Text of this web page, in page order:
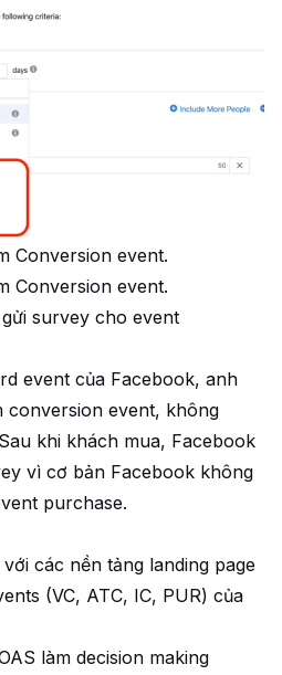
Conversion event.
Conversion event.
survey cho event
event của Facebook, anh
conversion event, không
khi khách mua, Facebook
vì cơ bản Facebook không
purchase.
các nền tảng landing page
(VC, ATC, IC, PUR) của
làm decision making